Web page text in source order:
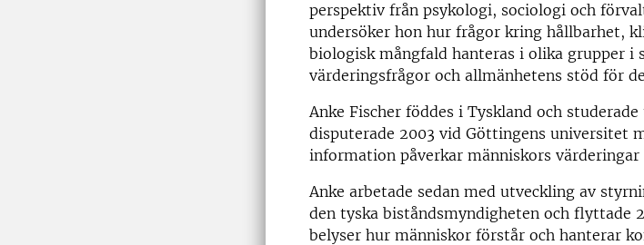
perspektiv från psykologi, sociologi och
undersöker hon hur frågor kring hållbarhet,
biologisk mångfald hanteras i olika grupper i
värderingsfrågor och allmänhetens stöd för
Anke Fischer föddes i Tyskland och
disputerade 2003 vid Göttingens universitet
information påverkar människors
Anke arbetade sedan med utveckling av
den tyska biståndsmyndigheten och flyttade
belyser hur människor förstår och hanterar